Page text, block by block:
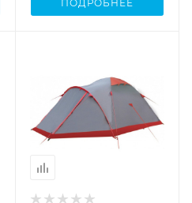
ПОДРОБНЕЕ